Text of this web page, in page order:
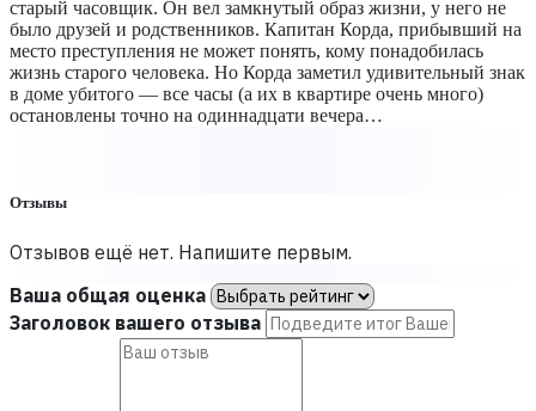
старый часовщик. Он вел замкнутый образ жизни, у него не
было друзей и родственников. Капитан Корда, прибывший на
место преступления не может понять, кому понадобилась
жизнь старого человека. Но Корда заметил удивительный знак
в доме убитого — все часы (а их в квартире очень много)
остановлены точно на одиннадцати вечера…
Отзывы
Отзывов ещё нет. Напишите первым.
Ваша общая оценка
Заголовок вашего отзыва